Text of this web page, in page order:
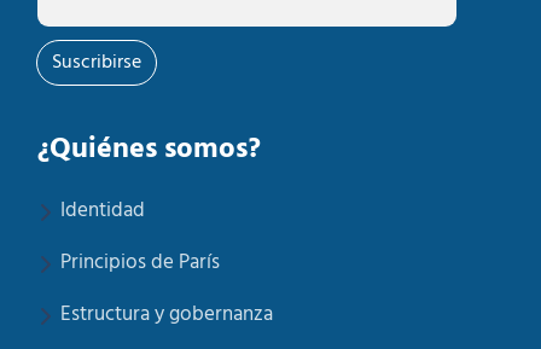
Suscribirse
¿Quiénes somos?
Identidad
Principios de París
Estructura y gobernanza